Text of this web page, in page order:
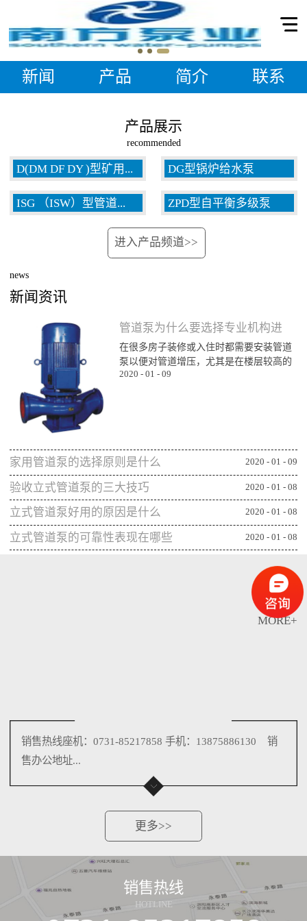
新闻 产品 简介 联系
产品展示
recommended
D(DM DF DY )型矿用... DG型锅炉给水泵
ISG （ISW）型管道... ZPD型自平衡多级泵
进入产品频道>>
news
新闻资讯
MORE+
管道泵为什么要选择专业机构进
行购买
在很多房子装修或入住时都需要安装管道
泵以便对管道增压，尤其是在楼层较高的
楼层为了能顺利用水更对管道增压安装专
一、可获得较规范的售后专业的管道泵生
产机构或厂家往往能更重视售后服务，毕
竟设备类的产品选择专业机构可相应获得
更全面的售后服务，并能及时为出现问题
的管...
2020 - 01 - 09
家用管道泵的选择原则是什么 2020 - 01 - 09
验收立式管道泵的三大技巧 2020 - 01 - 08
立式管道泵好用的原因是什么 2020 - 01 - 08
立式管道泵的可靠性表现在哪些
2020 - 01 - 08
销售热线座机：0731-85217858 手机：13875886130 销
售办公地址...
更多>>
销售热线
HOTLINE